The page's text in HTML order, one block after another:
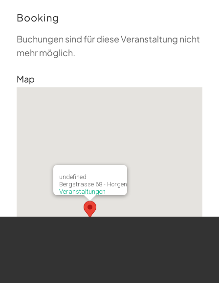
Booking
Buchungen sind für diese Veranstaltung nicht
mehr möglich.
Map
undefined
Bergstrasse 68 - Horgen
Veranstaltungen